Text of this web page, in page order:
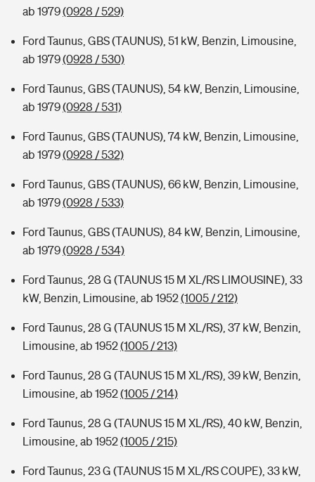
ab 1979(0928 / 529)
Ford Taunus, GBS (TAUNUS), 51 kW, Benzin, Limousine,
ab 1979(0928 / 530)
Ford Taunus, GBS (TAUNUS), 54 kW, Benzin, Limousine,
ab 1979(0928 / 531)
Ford Taunus, GBS (TAUNUS), 74 kW, Benzin, Limousine,
ab 1979(0928 / 532)
Ford Taunus, GBS (TAUNUS), 66 kW, Benzin, Limousine,
ab 1979(0928 / 533)
Ford Taunus, GBS (TAUNUS), 84 kW, Benzin, Limousine,
ab 1979(0928 / 534)
Ford Taunus, 28 G (TAUNUS 15 M XL/RS LIMOUSINE), 33
kW, Benzin, Limousine, ab 1952(1005 / 212)
Ford Taunus, 28 G (TAUNUS 15 M XL/RS), 37 kW, Benzin,
Limousine, ab 1952(1005 / 213)
Ford Taunus, 28 G (TAUNUS 15 M XL/RS), 39 kW, Benzin,
Limousine, ab 1952(1005 / 214)
Ford Taunus, 28 G (TAUNUS 15 M XL/RS), 40 kW, Benzin,
Limousine, ab 1952(1005 / 215)
Ford Taunus, 23 G (TAUNUS 15 M XL/RS COUPE), 33 kW,